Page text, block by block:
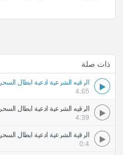
ذات صلة
الرقيه الشرعية ادعية ابطال السحر
4.65
الرقيه الشرعية ادعية ابطال السحر
4:39
الرقية الشرعية ادعية ابطال السحر
0:4